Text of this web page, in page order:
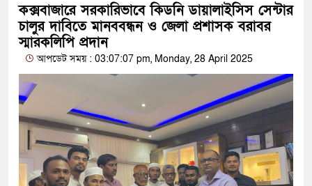
কক্সবাজারে সরকারিভাবে কিডনি ডায়ালাইসিস সেন্টার
চালুর দাবিতে মানববন্ধন ও জেলা প্রশাসক বরাবর
স্মারকলিপি প্রদান
আপডেট সময় : 03:07:07 pm, Monday, 28 April 2025